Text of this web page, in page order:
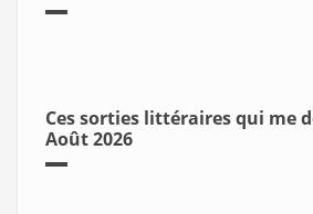
Ces sorties littéraires qui me
Août 2026